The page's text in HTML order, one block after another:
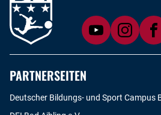
PARTNERSEITEN
Deutscher Bildungs- und Sport Campus